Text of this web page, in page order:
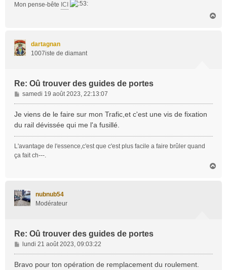
Mon pense-bête ICI
dartagnan
1007iste de diamant
Re: Oû trouver des guides de portes
M
e
s
a
g
e
samedi 19 août 2023, 22:13:07
Je viens de le faire sur mon Trafic,et c'est une vis de fixation
du rail dévissée qui me l'a fusillé.
L'avantage de l'essence,c'est que c'est plus facile a faire brûler quand
ça fait ch---.
nubnub54
Modérateur
Re: Oû trouver des guides de portes
M
e
s
lundi 21 août 2023, 09:03:22
Bravo pour ton opération de remplacement du roulement.